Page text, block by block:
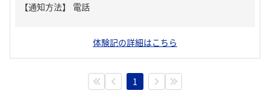
【通知方法】
電話
体験記の詳細はこちら
1